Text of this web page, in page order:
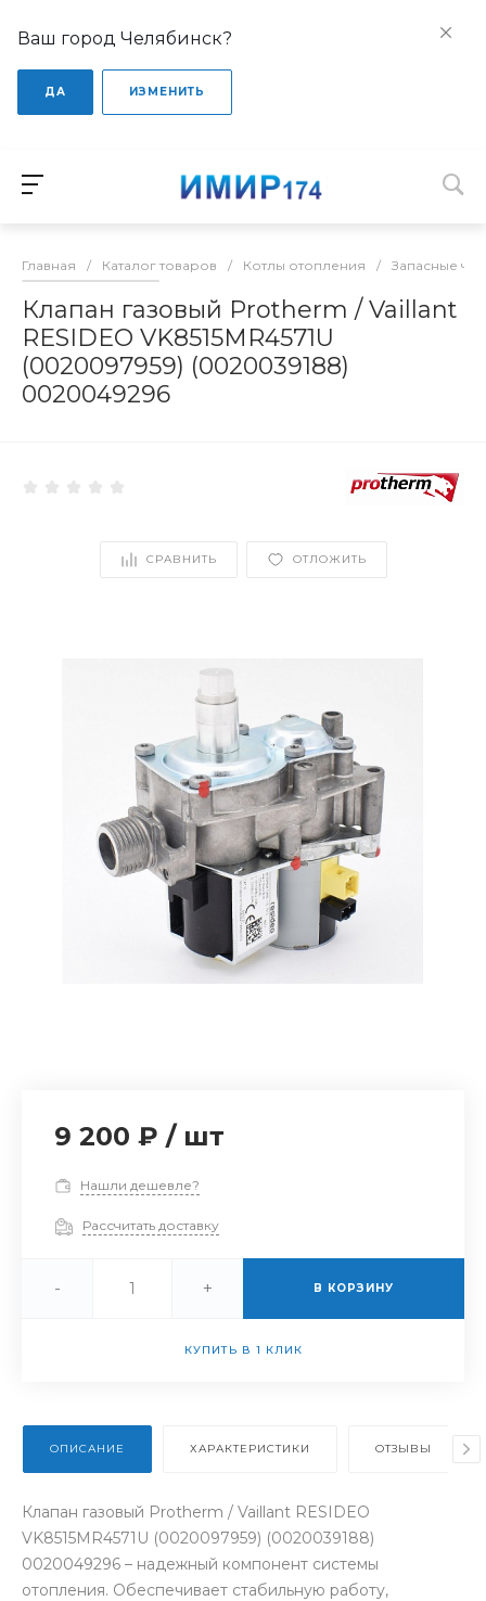
Ваш город Челябинск?
ДА ИЗМЕНИТЬ
Главная / Каталог товаров / Котлы отопления / Запасные
Клапан газовый Protherm / Vaillant
RESIDEO VK8515MR4571U
(0020097959) (0020039188)
0020049296
СРАВНИТЬ ОТЛОЖИТЬ
9 200 ₽ / шт
Нашли дешевле?
Рассчитать доставку
- + В КОРЗИНУ
КУПИТЬ В 1 КЛИК
ОПИСАНИЕ ХАРАКТЕРИСТИКИ ОТЗЫВЫ
Клапан газовый Protherm / Vaillant RESIDEO
VK8515MR4571U (0020097959) (0020039188)
0020049296 – надежный компонент системы
отопления. Обеспечивает стабильную работу,